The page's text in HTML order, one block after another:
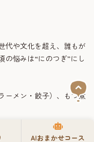
代や文化を超え、誰もが
の悩みは“にのつぎ”にし
ーメン・餃子）、もつ煮
AIおまかせコース